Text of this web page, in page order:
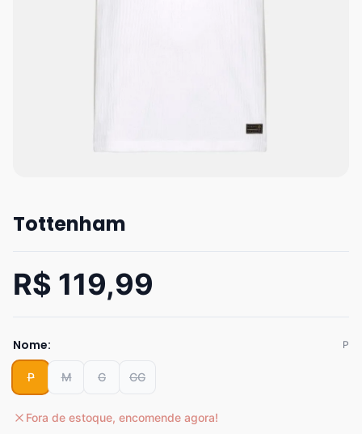
Tottenham
R$ 119,99
Nome: P
P M G GG
Fora de estoque, encomende agora!